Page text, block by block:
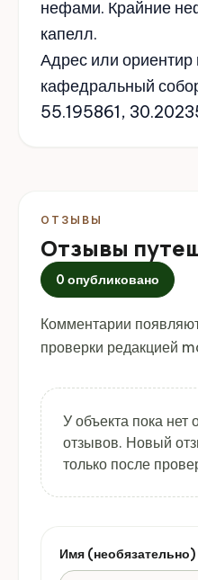
нефами. Крайние
капелл.
Адрес или ориентир
кафедральный
55.195861,
ОТЗЫВЫ
Отзывы
0 опубликовано
Комментарии
проверки редакцией
У объекта пока нет
отзывов. Новый
только после
Имя (необязательно)